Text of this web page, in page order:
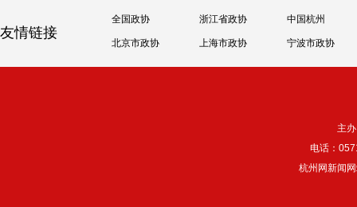
友情链接
全国政协 浙江省政协 中国杭州
北京市政协 上海市政协 宁波市政协
主
电话：
杭州网新闻